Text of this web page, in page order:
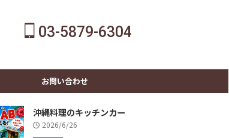
03-5879-6304
お問い合わせ
沖縄料理のキッチンカー
2026/6/26